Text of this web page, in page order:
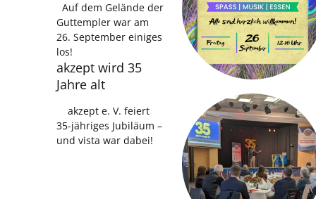
Auf dem Gelände der
Guttempler war am
26. September einiges
los!
akzept wird 35
Jahre alt
akzept e. V. feiert
35-jähriges Jubiläum –
und vista war dabei!